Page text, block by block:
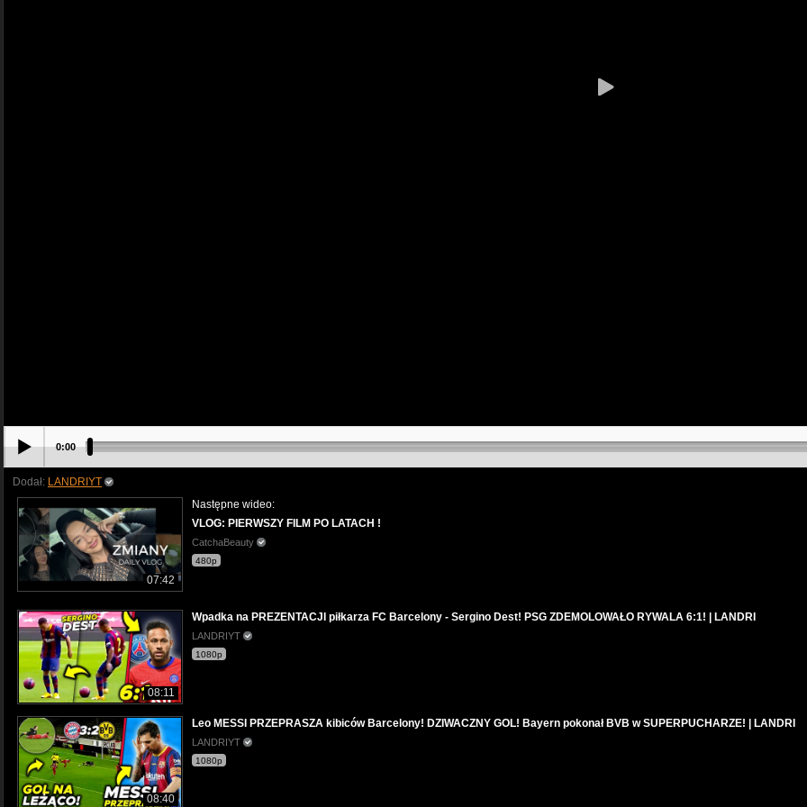
0:00
Dodał: LANDRIYT
07:42
Następne wideo:
VLOG: PIERWSZY FILM PO LATACH !
CatchaBeauty
480p
08:11
Wpadka na PREZENTACJI piłkarza FC Barcelony - Sergino Dest! PSG ZDEMOLOWAŁO RYWALA 6:1! | LANDRI
LANDRIYT
1080p
08:40
Leo MESSI PRZEPRASZA kibiców Barcelony! DZIWACZNY GOL! Bayern pokonał BVB w SUPERPUCHARZE! | LANDRI
LANDRIYT
1080p